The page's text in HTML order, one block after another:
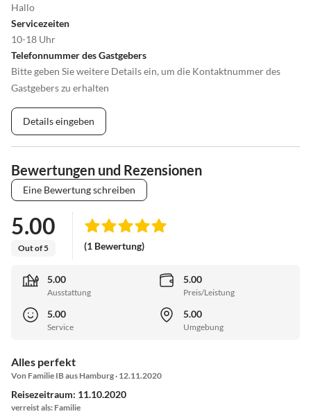
Hallo
Servicezeiten
10-18 Uhr
Telefonnummer des Gastgebers
Bitte geben Sie weitere Details ein, um die Kontaktnummer des
Gastgebers zu erhalten
Details eingeben
Bewertungen und Rezensionen
Eine Bewertung schreiben
5.00
Out of 5 (1 Bewertung)
5.00
Ausstattung
5.00
Preis/Leistung
5.00
Service
5.00
Umgebung
Alles perfekt
Von Familie IB aus Hamburg · 12.11.2020
Reisezeitraum: 11.10.2020
verreist als: Familie